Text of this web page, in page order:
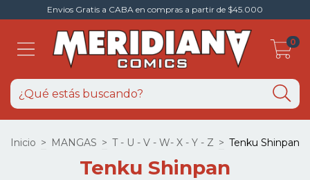
Envios Gratis a CABA en compras a partir de $45.000
0
Inicio > MANGAS > T - U - V - W- X - Y - Z > Tenku Shinpan
Tenku Shinpan